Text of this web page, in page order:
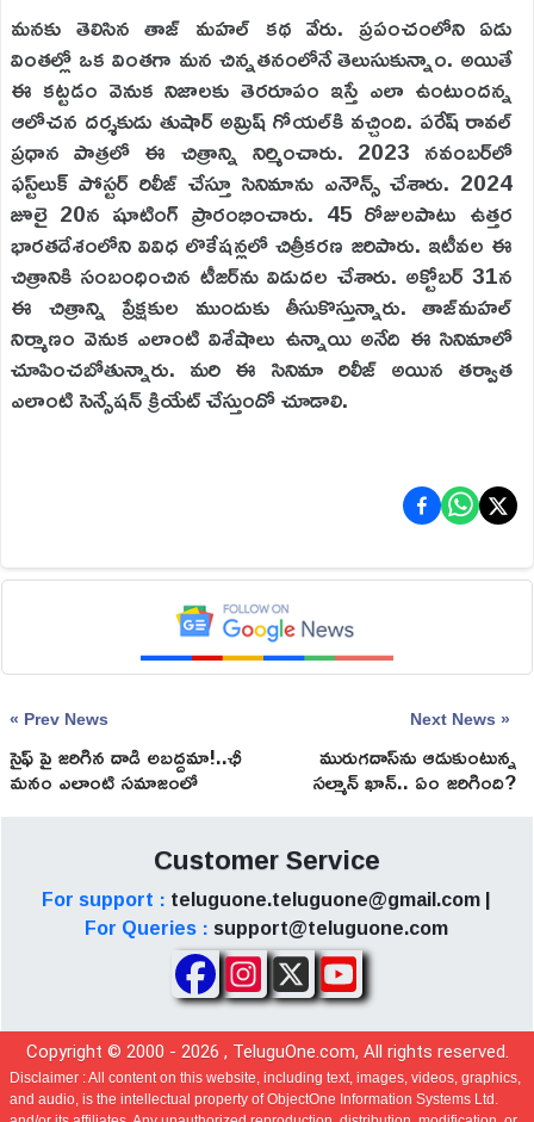
మనకు తెలిసిన తాజ్‌ మహల్‌ కథ వేరు. ప్రపంచంలోని ఏడు
వింతల్లో ఒక వింతగా మన చిన్నతనంలోనే తెలుసుకున్నాం. అయితే
ఈ కట్టడం వెనుక నిజాలకు తెరరూపం ఇస్తే ఎలా ఉంటుందన్న
ఆలోచన దర్శకుడు తుషార్‌ అమ్రిష్‌ గోయల్‌కి వచ్చింది. పరేష్‌ రావల్‌
ప్రధాన పాత్రలో ఈ చిత్రాన్ని నిర్మించారు. 2023 నవంబర్‌లో
ఫస్ట్‌లుక్‌ పోస్టర్‌ రిలీజ్‌ చేస్తూ సినిమాను ఎనౌన్స్‌ చేశారు. 2024
జూలై 20న షూటింగ్‌ ప్రారంభించారు. 45 రోజులపాటు ఉత్తర
భారతదేశంలోని వివిధ లొకేషన్లలో చిత్రీకరణ జరిపారు. ఇటీవల ఈ
చిత్రానికి సంబంధించిన టీజర్‌ను విడుదల చేశారు. అక్టోబర్‌ 31న
ఈ చిత్రాన్ని ప్రేక్షకుల ముందుకు తీసుకొస్తున్నారు. తాజ్‌మహల్‌
నిర్మాణం వెనుక ఎలాంటి విశేషాలు ఉన్నాయి అనేది ఈ సినిమాలో
చూపించబోతున్నారు. మరి ఈ సినిమా రిలీజ్‌ అయిన తర్వాత
ఎలాంటి సెన్సేషన్‌ క్రియేట్‌ చేస్తుందో చూడాలి.
« Prev News
సైఫ్ పై జరిగిన దాడి అబద్దమా!..ఛీ
మనం ఎలాంటి సమాజంలో
Next News »
మురుగదాస్‌ను ఆడుకుంటున్న
సల్మాన్‌ ఖాన్‌.. ఏం జరిగింది?
Customer Service
For support : teluguone.teluguone@gmail.com |
For Queries : support@teluguone.com
Copyright © 2000 - 2026 , TeluguOne.com, All rights reserved.
Disclaimer :All content on this website, including text, images, videos, graphics,
and audio, is the intellectual property of ObjectOne Information Systems Ltd.